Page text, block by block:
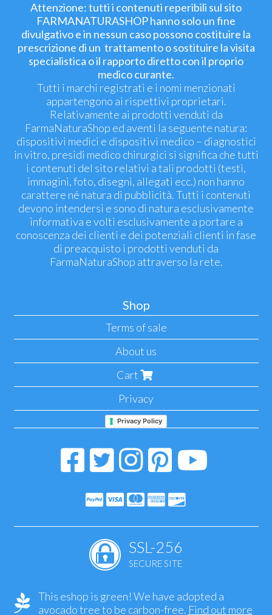
Attenzione: tutti i contenuti reperibili sul sito
FARMANATURASHOP hanno solo un fine
divulgativo e in nessun caso possono costituire la
prescrizione di un trattamento o sostituire la visita
specialistica o il rapporto diretto con il proprio
medico curante.
Tutti i marchi registrati e i nomi menzionati
appartengono ai rispettivi proprietari.
Relativamente ai prodotti venduti da
FarmaNaturaShop ed aventi la seguente natura:
dispositivi medici e dispositivi medico – diagnostici
in vitro, presidi medico chirurgici si significa che tutti
i contenuti del sito relativi a tali prodotti (testi,
immagini, foto, disegni, allegati ecc.) non hanno
carattere né natura di pubblicità. Tutti i contenuti
devono intendersi e sono di natura esclusivamente
informativa e volti esclusivamente a portare a
conoscenza dei clienti e dei potenziali clienti in fase
di preacquisto i prodotti venduti da
FarmaNaturaShop attraverso la rete.
Shop
Terms of sale
About us
Cart
Privacy
Privacy Policy
SSL-256
SECURE SITE
This eshop is green! We have adopted a
avocado tree to be carbon-free. Find out more